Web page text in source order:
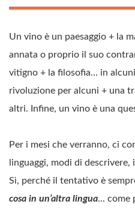
Un vino è un paesaggio + la
annata o proprio il suo
vitigno + la filosofia… in
rivoluzione per alcuni + una
altri. Infine, un vino è una
Per i mesi che verranno, ci
linguaggi, modi di
Sì, perché il tentativo è
cosa in un’altra lingua... come